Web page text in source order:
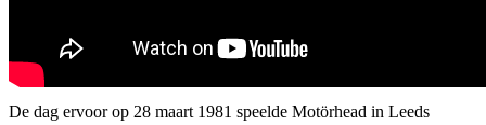
De dag ervoor op 28 maart 1981 speelde Motörhead in Leeds